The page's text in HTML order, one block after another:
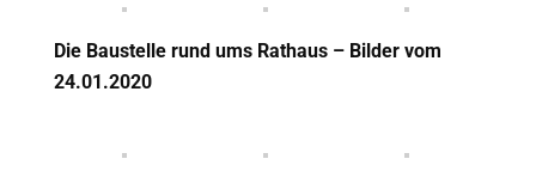
Die Baustelle rund ums Rathaus – Bilder vom
24.01.2020